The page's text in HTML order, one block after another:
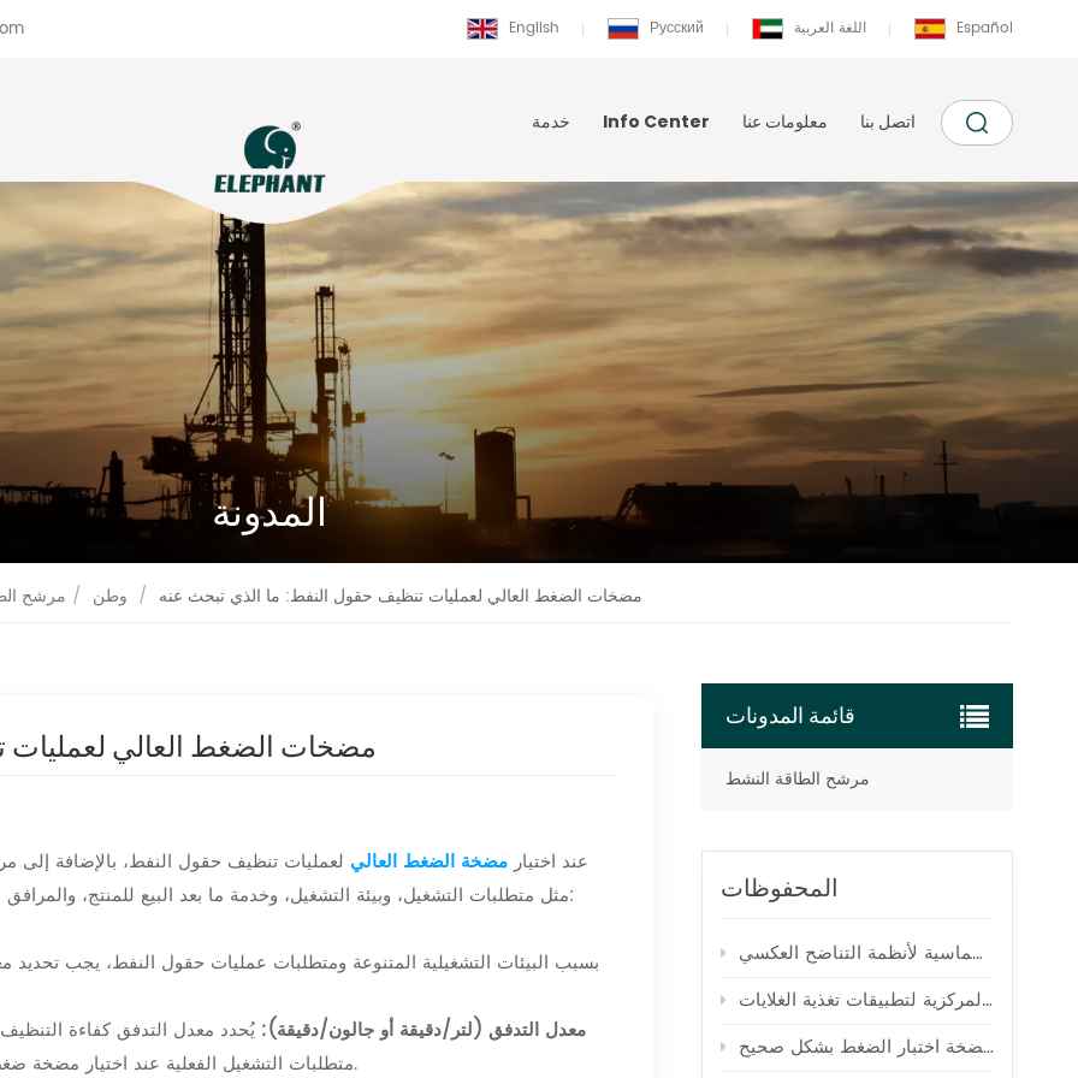
English Русский اللغة العربية Español
خدمة Info Center معلومات عنا اتصل بنا
المدونة
وطن / مرشح / مضخات الضغط العالي لعمليات تنظيف حقول النفط: ما الذي تبحث عنه
مضخات الضغط العالي
عند اختيارمضخة الضغط العالي لعمليات تنظيف حقول النفط، بالإضافة إلى
مثل متطلبات التشغيل، وبيئة التشغيل، وخدمة ما بعد البيع للمنتج، والمرافق المساندة. فيما يلي نقاط رئيسية يجب مراعاتها عند الاختيار:
بسبب البيئات التشغيلية المتنوعة ومتطلبات عمليات حقول النفط، يجب تحديد
معدل التدفق (لتر/دقيقة أو جالون/دقيقة): يُحدد معدل التدفق كفاءة
متطلبات التشغيل الفعلية عند اختيار مضخة ضغط عالٍ. فكلما ارتفع معدل التدفق، زادت سرعة التنظيف.
قائمة المدونات
مرشح الطاقة النشط
المحفوظات
مقارنة بين مضخات المكبس الثلاثية والخماسية لأنظمة التناضح العكسي
مقارنة بين المضخات الثلاثية والمضخات الطاردة المركزية لتطبيقات تغذية الغلايات
كيفية معايرة مضخة اختبار الضغط بشكل صحيح